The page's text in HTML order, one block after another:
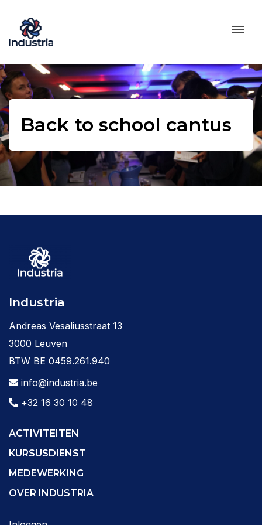
Back to school cantus
Industria
Andreas Vesaliusstraat 13
3000 Leuven
BTW BE 0459.261.940
info@industria.be
+32 16 30 10 48
ACTIVITEITEN
KURSUSDIENST
MEDEWERKING
OVER INDUSTRIA